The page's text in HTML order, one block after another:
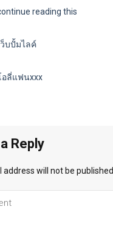
reading this
ว็บปั้มไลค์
อลี่แฟนxxx
Reply
address will not be published.